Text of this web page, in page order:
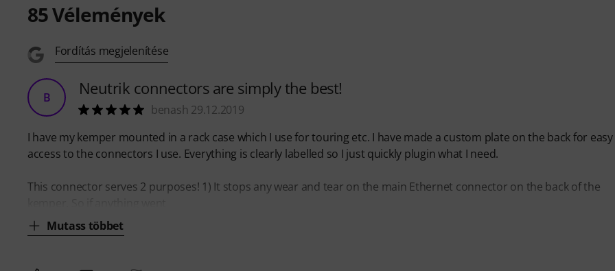
85Vélemények
Fordítás megjelenítése
B Neutrik connectors are simply the best!
benash 29.12.2019
I have my kemper mounted in a rack case which I use for touring etc. I have made a custom plate on the back for easy
access to the connectors I use. Everything is clearly labelled so I just quickly plugin what I need.
This connector serves 2 purposes! 1) It stops any wear and tear on the main Ethernet connector on the back of the
Mutass többet